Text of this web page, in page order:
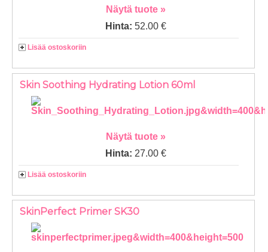
Näytä tuote »
Hinta:52.00 €
Lisää ostoskoriin
Skin Soothing Hydrating Lotion 60ml
Näytä tuote »
Hinta: 27.00 €
Lisää ostoskoriin
SkinPerfect Primer SK30